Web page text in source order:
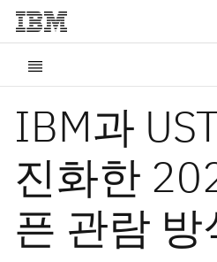
IBM과
진화한
픈 관람 방